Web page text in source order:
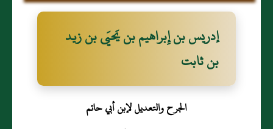
إدريس بن إِبراهيم بن يَحيَى بن زيد
بن ثابت
الجرح والتعديل لإبن أبي حاتم